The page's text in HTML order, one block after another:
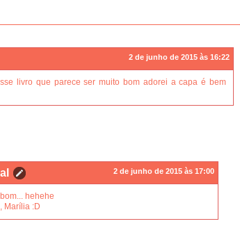
2 de junho de 2015 às 16:22
livro que parece ser muito bom adorei a capa é bem
2 de junho de 2015 às 17:00
hehehe
Marília :D